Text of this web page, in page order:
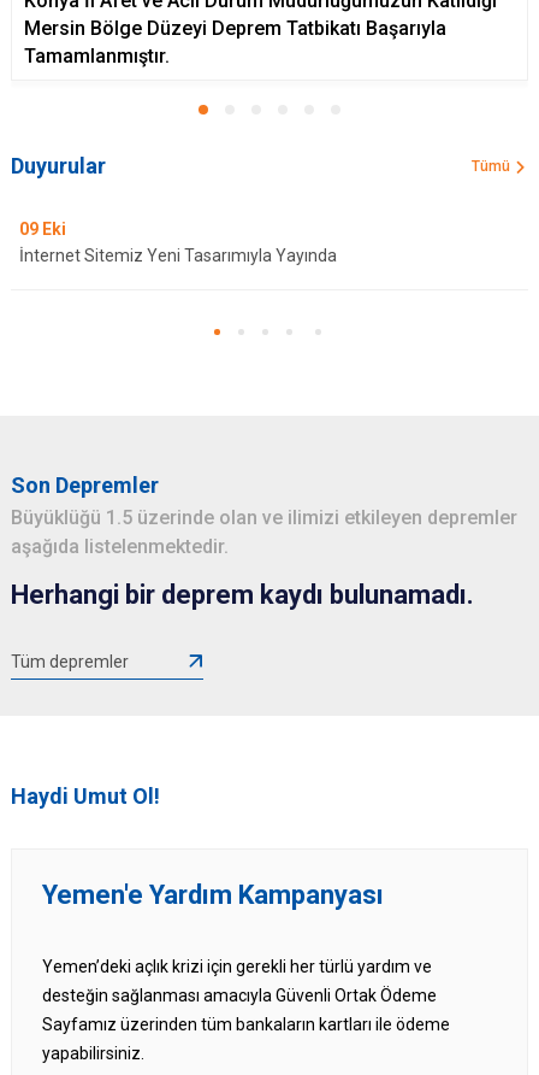
Mersin Bölge Düzeyi Deprem Tatbikatı Başarıyla
Tamamlanmıştır.
Duyurular Tümü
09 Eki
İnternet Sitemiz Yeni Tasarımıyla Yayında
Son Depremler
Büyüklüğü 1.5 üzerinde olan ve ilimizi etkileyen depremler
aşağıda listelenmektedir.
Herhangi bir deprem kaydı bulunamadı.
Tüm depremler
Haydi Umut Ol!
Yemen'e Yardım Kampanyası
Yemen’deki açlık krizi için gerekli her türlü yardım ve
desteğin sağlanması amacıyla Güvenli Ortak Ödeme
Sayfamız üzerinden tüm bankaların kartları ile ödeme
yapabilirsiniz.